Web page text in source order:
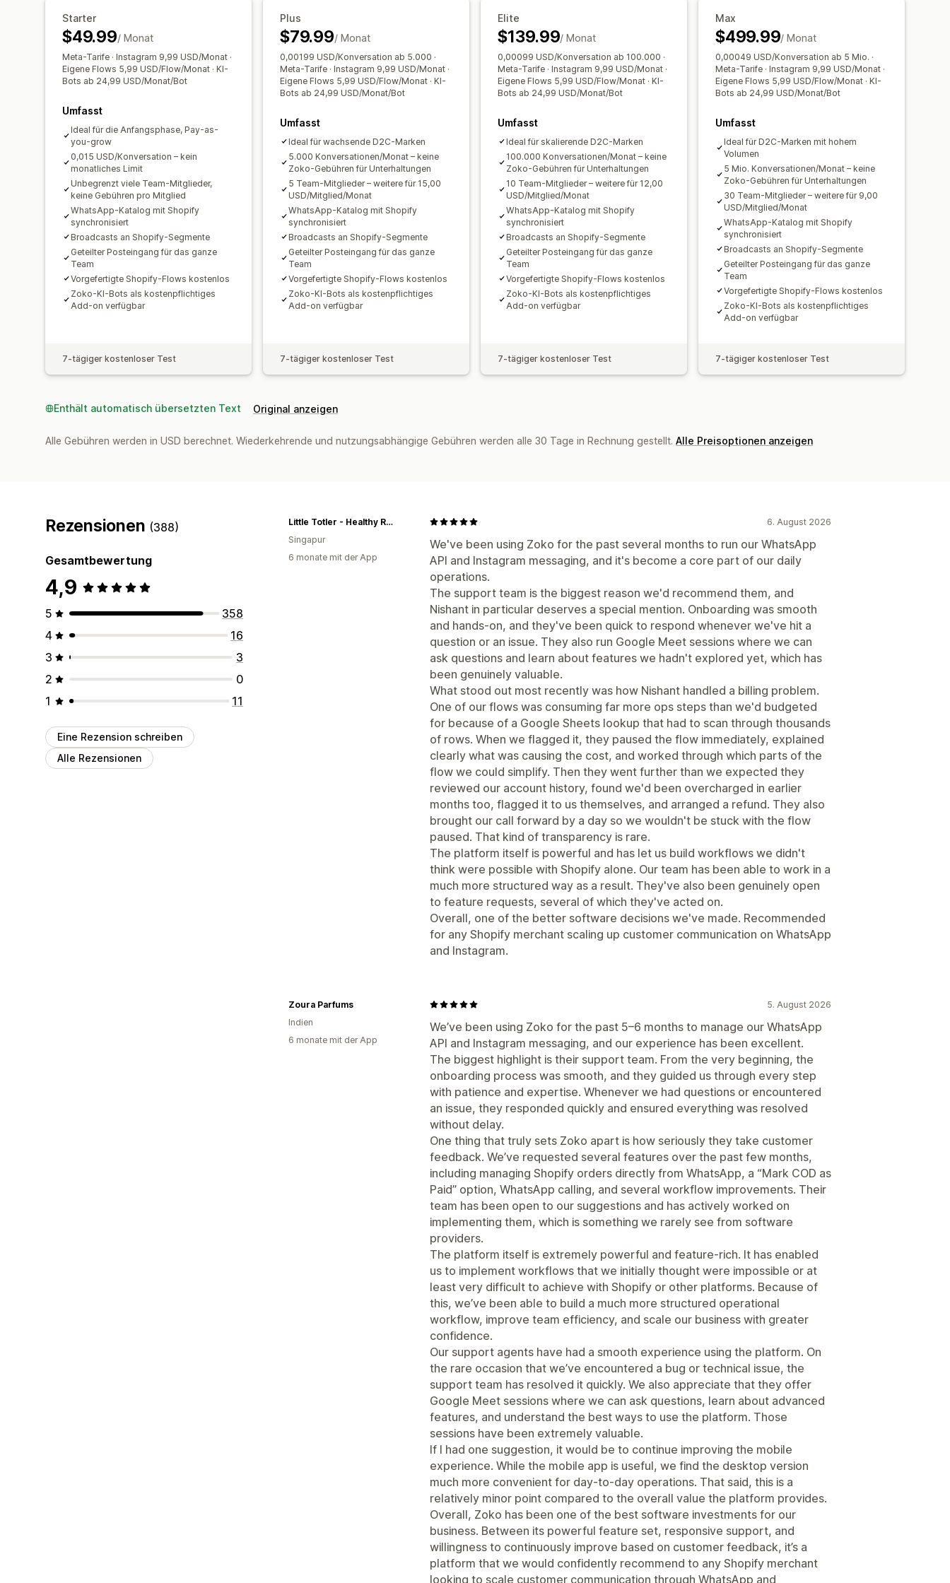
Emojis und Sticker
Chatfenster
Begrüßungsnachrichten
Chatzuweisung
Chatflows
Starter
$49.99/ Monat
Meta-Tarife · Instagram 9,99 USD/Monat ·
Eigene Flows 5,99 USD/Flow/Monat · KI-
Bots ab 24,99 USD/Monat/Bot
Umfasst
Ideal für die Anfangsphase, Pay-as-
you-grow
0,015 USD/Konversation – kein
monatliches Limit
Unbegrenzt viele Team-Mitglieder,
keine Gebühren pro Mitglied
WhatsApp-Katalog mit Shopify
synchronisiert
Broadcasts an Shopify-Segmente
Geteilter Posteingang für das ganze
Team
Vorgefertigte Shopify-Flows kostenlos
Zoko-KI-Bots als kostenpflichtiges
Add-on verfügbar
7-tägiger kostenloser Test
Plus
$79.99/ Monat
0,00199 USD/Konversation ab 5.000 ·
Meta-Tarife · Instagram 9,99 USD/Monat ·
Eigene Flows 5,99 USD/Flow/Monat · KI-
Bots ab 24,99 USD/Monat/Bot
Umfasst
Ideal für wachsende D2C-Marken
5.000 Konversationen/Monat – keine
Zoko-Gebühren für Unterhaltungen
5 Team-Mitglieder – weitere für 15,00
USD/Mitglied/Monat
WhatsApp-Katalog mit Shopify
synchronisiert
Broadcasts an Shopify-Segmente
Geteilter Posteingang für das ganze
Team
Vorgefertigte Shopify-Flows kostenlos
Zoko-KI-Bots als kostenpflichtiges
Add-on verfügbar
7-tägiger kostenloser Test
Elite
$139.99/ Monat
0,00099 USD/Konversation ab 100.000 ·
Meta-Tarife · Instagram 9,99 USD/Monat ·
Eigene Flows 5,99 USD/Flow/Monat · KI-
Bots ab 24,99 USD/Monat/Bot
Umfasst
Ideal für skalierende D2C-Marken
100.000 Konversationen/Monat – keine
Zoko-Gebühren für Unterhaltungen
10 Team-Mitglieder – weitere für 12,00
USD/Mitglied/Monat
WhatsApp-Katalog mit Shopify
synchronisiert
Broadcasts an Shopify-Segmente
Geteilter Posteingang für das ganze
Team
Vorgefertigte Shopify-Flows kostenlos
Zoko-KI-Bots als kostenpflichtiges
Add-on verfügbar
7-tägiger kostenloser Test
Max
$499.99/ Monat
0,00049 USD/Konversation ab 5 Mio. ·
Meta-Tarife · Instagram 9,99 USD/Monat ·
Eigene Flows 5,99 USD/Flow/Monat · KI-
Bots ab 24,99 USD/Monat/Bot
Umfasst
Ideal für D2C-Marken mit hohem
Volumen
5 Mio. Konversationen/Monat – keine
Zoko-Gebühren für Unterhaltungen
30 Team-Mitglieder – weitere für 9,00
USD/Mitglied/Monat
WhatsApp-Katalog mit Shopify
synchronisiert
Broadcasts an Shopify-Segmente
Geteilter Posteingang für das ganze
Team
Vorgefertigte Shopify-Flows kostenlos
Zoko-KI-Bots als kostenpflichtiges
Add-on verfügbar
7-tägiger kostenloser Test
Enthält automatisch übersetzten Text Original anzeigen
Alle Gebühren werden in USD berechnet. Wiederkehrende und nutzungsabhängige Gebühren werden alle 30 Tage in Rechnung gestellt. Alle Preisoptionen anzeigen
Rezensionen (388)
Gesamtbewertung
4,9
5
358
4
16
3
3
2
0
1
11
Eine Rezension schreiben
Alle Rezensionen
6. August 2026
We've been using Zoko for the past several months to run our WhatsApp
API and Instagram messaging, and it's become a core part of our daily
operations.
The support team is the biggest reason we'd recommend them, and
Nishant in particular deserves a special mention. Onboarding was smooth
and hands-on, and they've been quick to respond whenever we've hit a
question or an issue. They also run Google Meet sessions where we can
ask questions and learn about features we hadn't explored yet, which has
been genuinely valuable.
What stood out most recently was how Nishant handled a billing problem.
One of our flows was consuming far more ops steps than we'd budgeted
for because of a Google Sheets lookup that had to scan through thousands
of rows. When we flagged it, they paused the flow immediately, explained
clearly what was causing the cost, and worked through which parts of the
flow we could simplify. Then they went further than we expected they
reviewed our account history, found we'd been overcharged in earlier
months too, flagged it to us themselves, and arranged a refund. They also
brought our call forward by a day so we wouldn't be stuck with the flow
paused. That kind of transparency is rare.
The platform itself is powerful and has let us build workflows we didn't
think were possible with Shopify alone. Our team has been able to work in a
much more structured way as a result. They've also been genuinely open
to feature requests, several of which they've acted on.
Overall, one of the better software decisions we've made. Recommended
for any Shopify merchant scaling up customer communication on WhatsApp
and Instagram.
Little Totler - Healthy Ready Meals
Singapur
6 monate mit der App
5. August 2026
We’ve been using Zoko for the past 5–6 months to manage our WhatsApp
API and Instagram messaging, and our experience has been excellent.
The biggest highlight is their support team. From the very beginning, the
onboarding process was smooth, and they guided us through every step
with patience and expertise. Whenever we had questions or encountered
an issue, they responded quickly and ensured everything was resolved
without delay.
One thing that truly sets Zoko apart is how seriously they take customer
feedback. We’ve requested several features over the past few months,
including managing Shopify orders directly from WhatsApp, a “Mark COD as
Paid” option, WhatsApp calling, and several workflow improvements. Their
team has been open to our suggestions and has actively worked on
implementing them, which is something we rarely see from software
providers.
The platform itself is extremely powerful and feature-rich. It has enabled
us to implement workflows that we initially thought were impossible or at
least very difficult to achieve with Shopify or other platforms. Because of
this, we’ve been able to build a much more structured operational
workflow, improve team efficiency, and scale our business with greater
confidence.
Our support agents have had a smooth experience using the platform. On
the rare occasion that we’ve encountered a bug or technical issue, the
support team has resolved it quickly. We also appreciate that they offer
Google Meet sessions where we can ask questions, learn about advanced
features, and understand the best ways to use the platform. Those
sessions have been extremely valuable.
If I had one suggestion, it would be to continue improving the mobile
experience. While the mobile app is useful, we find the desktop version
much more convenient for day-to-day operations. That said, this is a
relatively minor point compared to the overall value the platform provides.
Overall, Zoko has been one of the best software investments for our
business. Between its powerful feature set, responsive support, and
willingness to continuously improve based on customer feedback, it’s a
platform that we would confidently recommend to any Shopify merchant
looking to scale customer communication through WhatsApp and
Zoura Parfums
Indien
6 monate mit der App